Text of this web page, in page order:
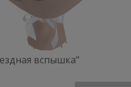
вспышка"